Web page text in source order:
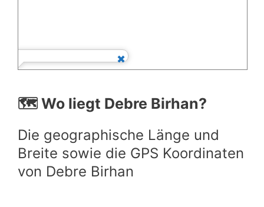
🗺️ Wo liegt Debre Birhan?
Die geographische Länge und
Breite sowie die GPS Koordinaten
von Debre Birhan